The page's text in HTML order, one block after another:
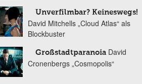
Unverfilmbar? Keineswegs!
David Mitchells „Cloud Atlas“ als
Blockbuster
Großstadtparanoia David
Cronenbergs „Cosmopolis“